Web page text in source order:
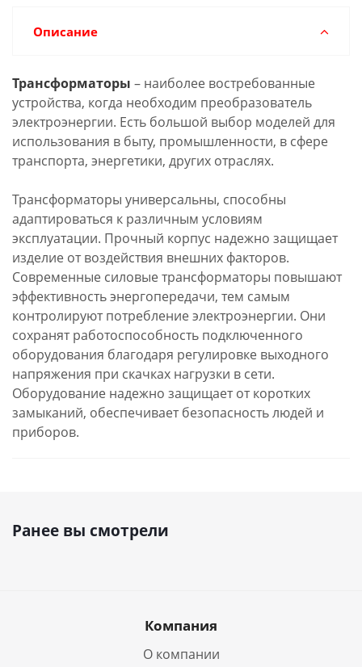
Описание
Трансформаторы – наиболее востребованные
устройства, когда необходим преобразователь
электроэнергии. Есть большой выбор моделей для
использования в быту, промышленности, в сфере
транспорта, энергетики, других отраслях.
Трансформаторы универсальны, способны
адаптироваться к различным условиям
эксплуатации. Прочный корпус надежно защищает
изделие от воздействия внешних факторов.
Современные силовые трансформаторы повышают
эффективность энергопередачи, тем самым
контролируют потребление электроэнергии. Они
сохранят работоспособность подключенного
оборудования благодаря регулировке выходного
напряжения при скачках нагрузки в сети.
Оборудование надежно защищает от коротких
замыканий, обеспечивает безопасность людей и
приборов.
Ранее вы смотрели
Компания
О компании